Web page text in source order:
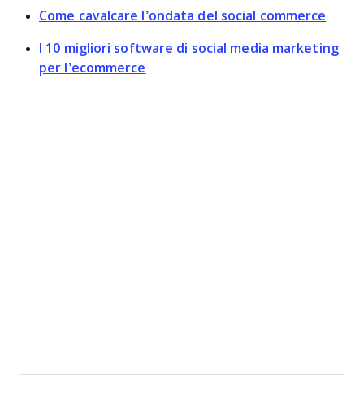
Come cavalcare l’ondata del social commerce
I 10 migliori software di social media marketing
per l’ecommerce